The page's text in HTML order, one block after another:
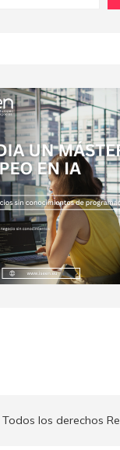
los derechos